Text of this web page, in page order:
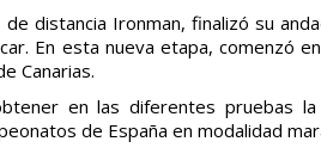
distancia Ironman, finalizó su
En esta nueva etapa, comenzó
Canarias.
en las diferentes pruebas
de España en modalidad